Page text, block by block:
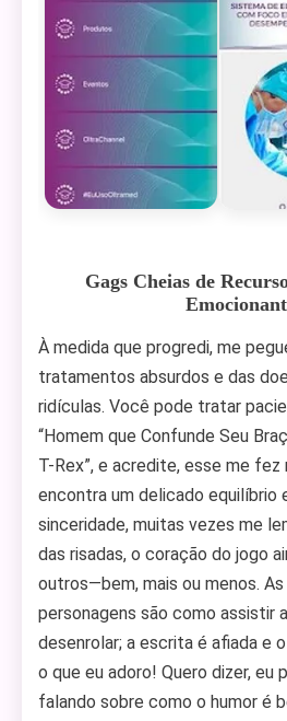
Gags Cheias de
À medida que progredi, me
tratamentos absurdos e das
ridículas. Você pode tratar
“Homem que Confunde Seu
T-Rex”, e acredite, esse me fez
encontra um delicado equilíbrio
sinceridade, muitas vezes me
das risadas, o coração do jogo
outros—bem, mais ou menos.
personagens são como assistir
desenrolar; a escrita é afiada e
o que eu adoro! Quero dizer, eu
falando sobre como o humor é